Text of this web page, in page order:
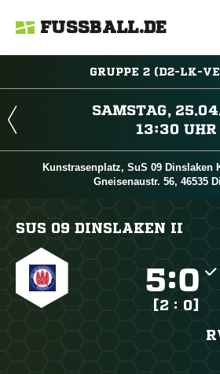
FUSSBALL.DE
GRUPPE 2 (D2-LK-

 
Kunstrasenplatz, SuS 09 Dinslaken
Gneisenaustr. 56, 46535
SUS 09 DINSLAKEN II
:
[2 : 0]